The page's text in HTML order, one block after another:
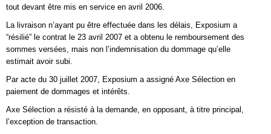
tout devant être mis en service en avril 2006.
La livraison n’ayant pu être effectuée dans les délais, Exposium a
“résilié” le contrat le 23 avril 2007 et a obtenu le remboursement des
sommes versées, mais non l’indemnisation du dommage qu’elle
estimait avoir subi.
Par acte du 30 juillet 2007, Exposium a assigné Axe Sélection en
paiement de dommages et intérêts.
Axe Sélection a résisté à la demande, en opposant, à titre principal,
l’exception de transaction.